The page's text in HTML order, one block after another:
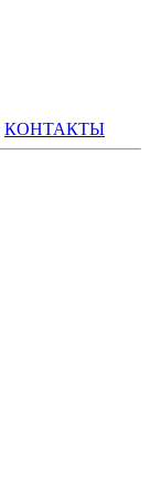
КОНТАКТЫ